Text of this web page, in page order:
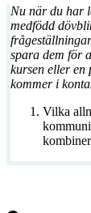
Nu när du har l
medfödd
spara dem för
kursen eller en
kommer i
Vilka